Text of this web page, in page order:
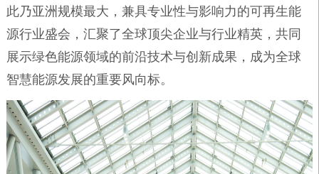
此乃亚洲规模最大，兼具专业性与影响力的可再生能
源行业盛会，汇聚了全球顶尖企业与行业精英，共同
展示绿色能源领域的前沿技术与创新成果，成为全球
智慧能源发展的重要风向标。